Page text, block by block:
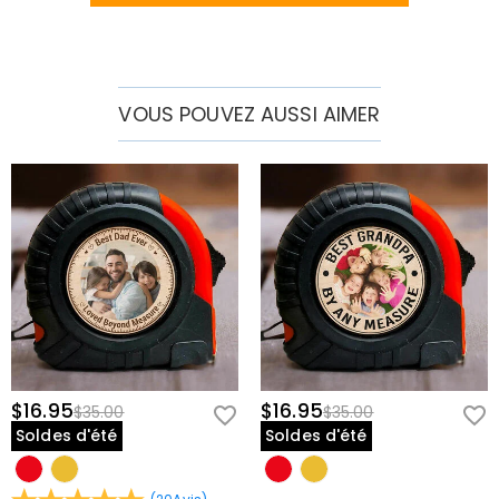
pièce personnalisée sert de rappel constant et réconfortant de la
famille qui admire son travail acharné.
Ingénierie Multifonctionnelle pour un Alignement Parfait
Conception Intégrée 3-en-1 :Combine une visée laser nette, une
règle de mesure de précision intégrée harmonieusement le long de
la base et trois niveaux à bulle distincts pour gérer les tâches de
nivellement horizontal, vertical et à 45 degrés en toute fluidité.
Construction Durable et Prise Confortable :Fabriqué à partir de
matériaux robustes et résistants aux chocs avec un corps noir
texturé, assurant une prise sécurisée et ergonomique conçue pour
VOUS POUVEZ AUSSI AIMER
$16.95$35.00
Soldes d'été
$16.95$35.00
Soldes d'été